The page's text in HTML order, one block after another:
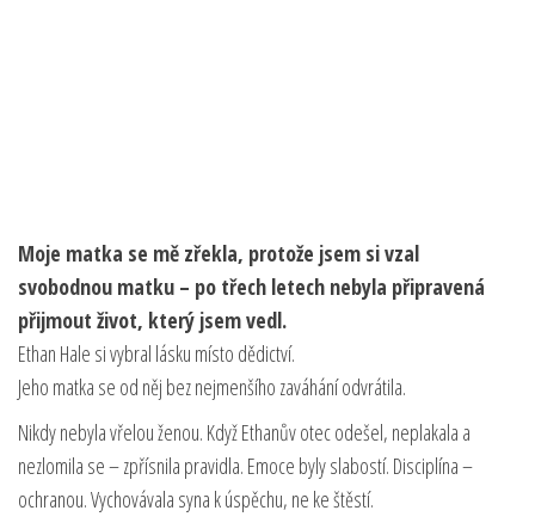
Moje matka se mě zřekla, protože jsem si vzal
svobodnou matku – po třech letech nebyla připravená
přijmout život, který jsem vedl.
Ethan Hale si vybral lásku místo dědictví.
Jeho matka se od něj bez nejmenšího zaváhání odvrátila.
Nikdy nebyla vřelou ženou. Když Ethanův otec odešel, neplakala a
nezlomila se – zpřísnila pravidla. Emoce byly slabostí. Disciplína –
ochranou. Vychovávala syna k úspěchu, ne ke štěstí.